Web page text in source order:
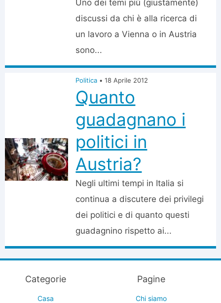
Uno dei temi più (giustamente)
discussi da chi è alla ricerca di
un lavoro a Vienna o in Austria
sono...
Politica • 18 Aprile 2012
Quanto
guadagnano i
politici in
Austria?
Negli ultimi tempi in Italia si
continua a discutere dei privilegi
dei politici e di quanto questi
guadagnino rispetto ai...
Categorie
Casa
Pagine
Chi siamo